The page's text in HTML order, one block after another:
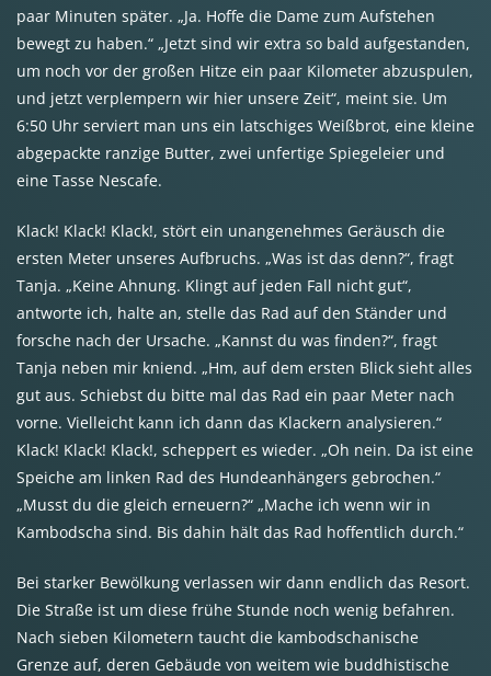
paar Minuten später. „Ja. Hoffe die Dame zum Aufstehen
bewegt zu haben.“ „Jetzt sind wir extra so bald aufgestanden,
um noch vor der großen Hitze ein paar Kilometer abzuspulen,
und jetzt verplempern wir hier unsere Zeit“, meint sie. Um
6:50 Uhr serviert man uns ein latschiges Weißbrot, eine kleine
abgepackte ranzige Butter, zwei unfertige Spiegeleier und
eine Tasse Nescafe.
Klack! Klack! Klack!, stört ein unangenehmes Geräusch die
ersten Meter unseres Aufbruchs. „Was ist das denn?“, fragt
Tanja. „Keine Ahnung. Klingt auf jeden Fall nicht gut“,
antworte ich, halte an, stelle das Rad auf den Ständer und
forsche nach der Ursache. „Kannst du was finden?“, fragt
Tanja neben mir kniend. „Hm, auf dem ersten Blick sieht alles
gut aus. Schiebst du bitte mal das Rad ein paar Meter nach
vorne. Vielleicht kann ich dann das Klackern analysieren.“
Klack! Klack! Klack!, scheppert es wieder. „Oh nein. Da ist eine
Speiche am linken Rad des Hundeanhängers gebrochen.“
„Musst du die gleich erneuern?“ „Mache ich wenn wir in
Kambodscha sind. Bis dahin hält das Rad hoffentlich durch.“
Bei starker Bewölkung verlassen wir dann endlich das Resort.
Die Straße ist um diese frühe Stunde noch wenig befahren.
Nach sieben Kilometern taucht die kambodschanische
Grenze auf, deren Gebäude von weitem wie buddhistische